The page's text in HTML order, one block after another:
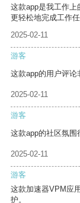
这款app是我工作
更轻松地完成工作任
2025-02-11
游客
这款app的用户评论
2025-02-11
游客
这款app的社区氛围
2025-02-11
游客
这款加速器VPM应
护。